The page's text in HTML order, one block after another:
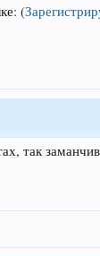
(
так